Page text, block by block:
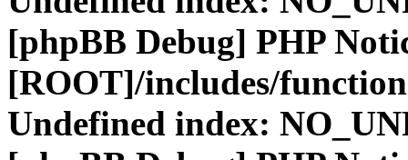
[phpBB Debug] PHP
[ROOT]/includes/
Undefined index: